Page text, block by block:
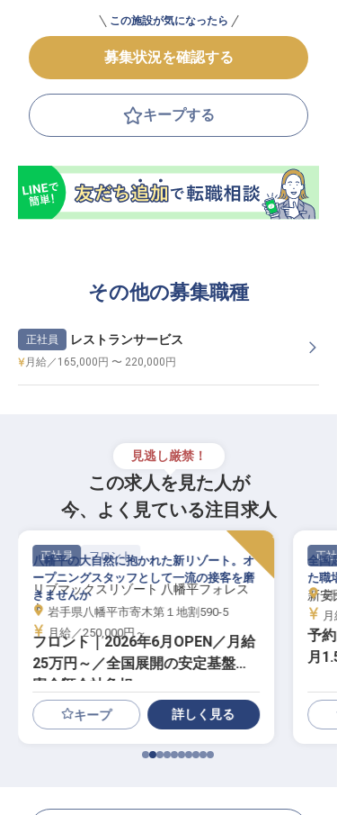
この施設が気になったら
募集状況を確認する
キープする
その他の募集職種
正社員 レストランサービス
月給／165,000円 〜 220,000円
見逃し厳禁！
この求人を見た人が
今、よく見ている注目求人
正社員 フロント
リブマックスリゾート 八幡平フォレス
ト
フロント｜2026年6月OPEN／月給
25万円～／全国展開の安定基盤／
寮全額会社負担
八幡平の大自然に抱かれた新リゾート。オ
ープニングスタッフとして一流の接客を磨
きませんか
岩手県八幡平市寄木第１地割590-5
月給／250,000円～
キープ 詳しく見る
正社
新安
予
月
全国
た職
岩